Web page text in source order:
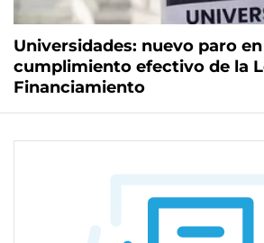
Universidades: nuevo paro
cumplimiento efectivo de la
Financiamiento